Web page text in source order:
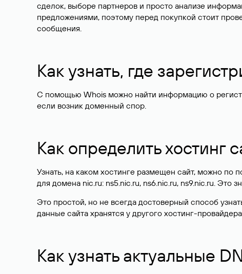
сделок, выборе партнеров и просто анализе
предложениями, поэтому перед покупкой стоит
сообщения.
Как узнать, где
С помощью Whois можно найти информацию о
если возник доменный спор.
Как определить хостинг
Узнать, на каком хостинге размещен сайт, можно
для домена nic.ru: ns5.nic.ru, ns6.nic.ru, ns9.nic.ru. Это
Это простой, но не всегда достоверный способ
данные сайта хранятся у другого хостинг-
Как узнать актуальные